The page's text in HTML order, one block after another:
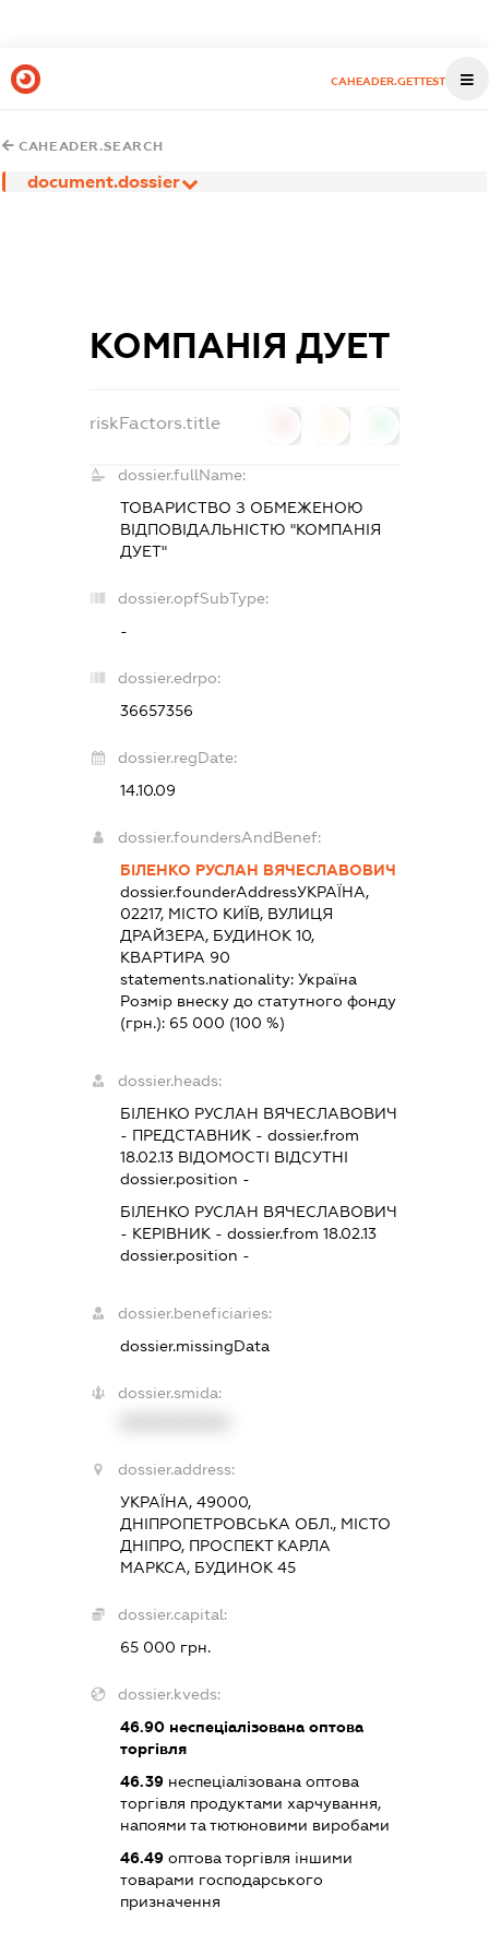
CAHEADER.GETTEST
CAHEADER.SEARCH
document.dossier
КОМПАНІЯ ДУЕТ
riskFactors.title
dossier.fullName:
ТОВАРИСТВО З ОБМЕЖЕНОЮ
ВІДПОВІДАЛЬНІСТЮ "КОМПАНІЯ
ДУЕТ"
dossier.opfSubType:
-
dossier.edrpo:
36657356
dossier.regDate:
14.10.09
dossier.foundersAndBenef:
БІЛЕНКО РУСЛАН ВЯЧЕСЛАВОВИЧ
dossier.founderAddressУКРАЇНА,
02217, МІСТО КИЇВ, ВУЛИЦЯ
ДРАЙЗЕРА, БУДИНОК 10,
КВАРТИРА 90
statements.nationality: Україна
Розмір внеску до статутного фонду
(грн.): 65 000 (100 %)
dossier.heads:
БІЛЕНКО РУСЛАН ВЯЧЕСЛАВОВИЧ
- ПРЕДСТАВНИК- dossier.from
18.02.13ВІДОМОСТІ ВІДСУТНІ
dossier.position -
БІЛЕНКО РУСЛАН ВЯЧЕСЛАВОВИЧ
- КЕРІВНИК- dossier.from 18.02.13
dossier.position -
dossier.beneficiaries:
dossier.missingData
dossier.smida:
dossier.address:
УКРАЇНА, 49000,
ДНІПРОПЕТРОВСЬКА ОБЛ., МІСТО
ДНІПРО, ПРОСПЕКТ КАРЛА
МАРКСА, БУДИНОК 45
dossier.capital:
65 000 грн.
dossier.kveds:
46.90неспеціалізована оптова
торгівля
46.39неспеціалізована оптова
торгівля продуктами харчування,
напоями та тютюновими виробами
46.49оптова торгівля іншими
товарами господарського
призначення